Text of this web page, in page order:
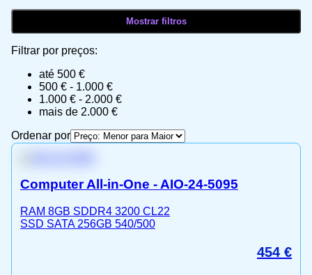
Filtrar por preços:
até 500 €
500 € - 1.000 €
1.000 € - 2.000 €
mais de 2.000 €
Ordenar por
Computer All-in-One - AIO-24-5095
RAM 8GB SDDR4 3200 CL22
SSD SATA 256GB 540/500
454 €